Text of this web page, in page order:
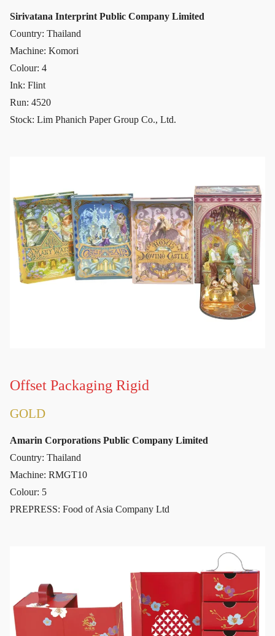
Sirivatana Interprint Public Company Limited
Country: Thailand
Machine: Komori
Colour: 4
Ink: Flint
Run: 4520
Stock: Lim Phanich Paper Group Co., Ltd.
Offset Packaging Rigid
GOLD
Amarin Corporations Public Company Limited
Country: Thailand
Machine: RMGT10
Colour: 5
PREPRESS: Food of Asia Company Ltd